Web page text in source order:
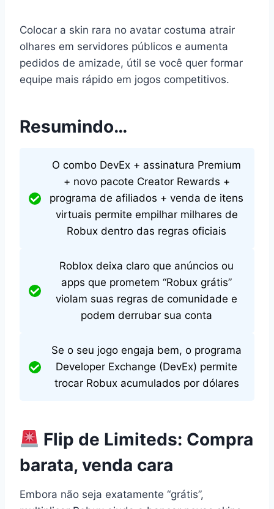
Colocar a skin rara no avatar costuma atrair
olhares em servidores públicos e aumenta
pedidos de amizade, útil se você quer formar
equipe mais rápido em jogos competitivos.
Resumindo…
O combo DevEx + assinatura Premium
+ novo pacote Creator Rewards +
programa de afiliados + venda de itens
virtuais permite empilhar milhares de
Robux dentro das regras oficiais
Roblox deixa claro que anúncios ou
apps que prometem “Robux grátis”
violam suas regras de comunidade e
podem derrubar sua conta
Se o seu jogo engaja bem, o programa
Developer Exchange (DevEx) permite
trocar Robux acumulados por dólares
Flip de Limiteds: Compra
barata, venda cara
Embora não seja exatamente “grátis”,